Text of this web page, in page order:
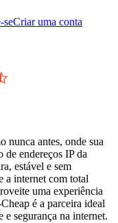
seCriar uma conta
nunca antes, onde sua
de endereços IP da
estável e sem
a internet com total
uma experiência
é a parceira ideal
segurança na internet.